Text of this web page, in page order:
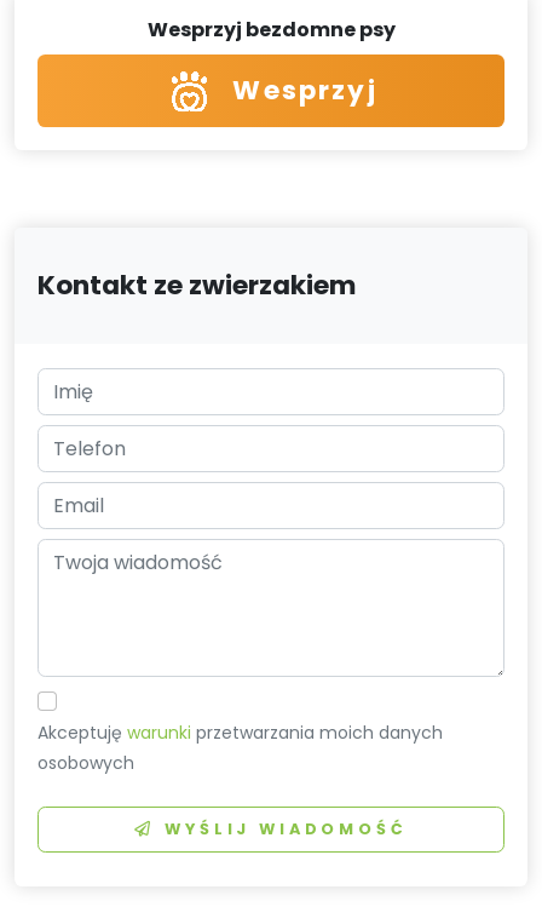
Wesprzyj bezdomne psy
Wesprzyj
Kontakt ze zwierzakiem
Akceptujęwarunki przetwarzania moich danych
osobowych
WYŚLIJ WIADOMOŚĆ